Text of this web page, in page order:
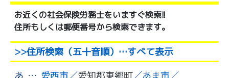
お近くの社会保険労務士をいますぐ検索!!
住所もしくは郵便番号から検索できます。
>>住所検索（五十音順） …すべて表示
あ … 愛西市／愛知郡東郷町／あま市／